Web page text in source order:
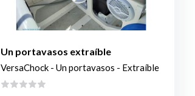
Un portavasos extraíble
VersaChock - Un portavasos - Extraíble